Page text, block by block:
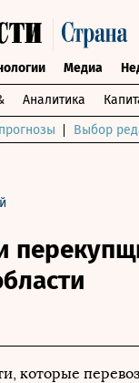
Медиа
Аналитика
Выбор
которые